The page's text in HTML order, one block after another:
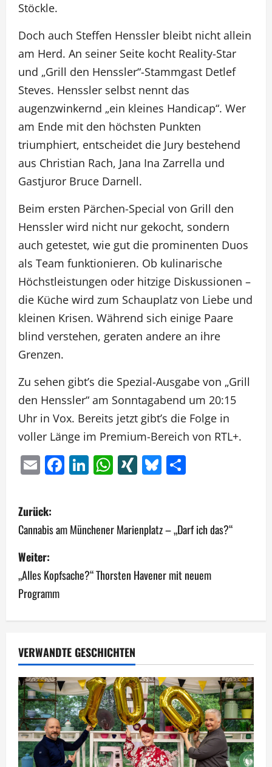
Stöckle.
Doch auch Steffen Henssler bleibt nicht allein
am Herd. An seiner Seite kocht Reality-Star
und „Grill den Henssler“-Stammgast Detlef
Steves. Henssler selbst nennt das
augenzwinkernd „ein kleines Handicap“. Wer
am Ende mit den höchsten Punkten
triumphiert, entscheidet die Jury bestehend
aus Christian Rach, Jana Ina Zarrella und
Gastjuror Bruce Darnell.
Beim ersten Pärchen-Special von Grill den
Henssler wird nicht nur gekocht, sondern
auch getestet, wie gut die prominenten Duos
als Team funktionieren. Ob kulinarische
Höchstleistungen oder hitzige Diskussionen –
die Küche wird zum Schauplatz von Liebe und
kleinen Krisen. Während sich einige Paare
blind verstehen, geraten andere an ihre
Grenzen.
Zu sehen gibt’s die Spezial-Ausgabe von „Grill
den Henssler“ am Sonntagabend um 20:15
Uhr in Vox. Bereits jetzt gibt’s die Folge in
voller Länge im Premium-Bereich von RTL+.
EmailFacebook
LinkedIn
WhatsApp
XINGBluesky
B
e
i
t
r
g
s
n
a
v
Zurück:
Cannabis am Münchener Marienplatz – „Darf ich das?“
Weiter:
„Alles Kopfsache?“ Thorsten Havener mit neuem
Programm
VERWANDTE GESCHICHTEN